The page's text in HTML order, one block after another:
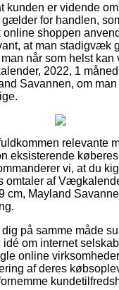
kunden er vidende
for handlen,
shoppen
at man stadigvæk
når som helst kan
2022, 1
Savannen, om
relevante
eksisterende
vi, at du
omtaler af
cm, Mayland
på samme måde
om internet
online
af deres